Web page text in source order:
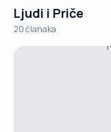
Ljudi i Priče
20članaka